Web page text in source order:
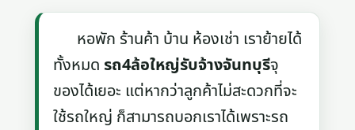
หอพัก ร้านค้า บ้าน ห้องเช่า เราย้ายได้
ทั้งหมดรถ4ล้อใหญ่รับจ้างจันทบุรีจุ
ของได้เยอะ แต่หากว่าลูกค้าไม่สะดวกที่จะ
ใช้รถใหญ่ ก็สามารถบอกเราได้เพราะรถ